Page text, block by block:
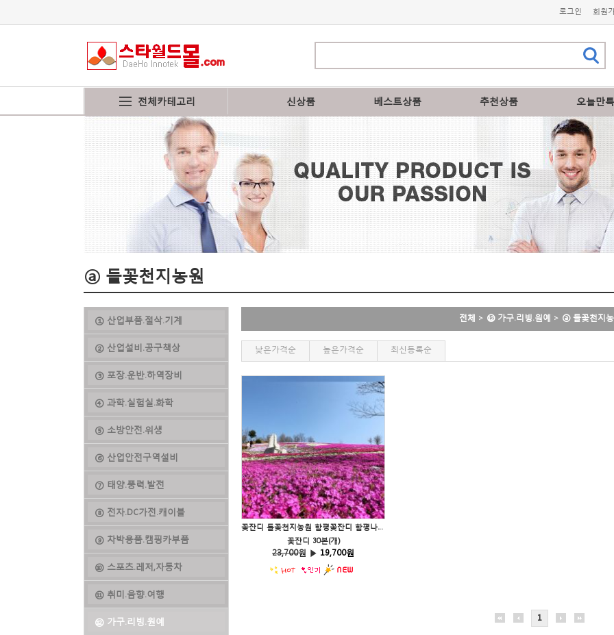
로그인 회원
전체카테고리 신상품 베스트상품 추천상품 오늘만
ⓐ 들꽃천지농원
① 산업부품.절삭.기계
② 산업설비.공구책상
③ 포장.운반.하역장비
④ 과학.실험실.화학
⑤ 소방안전.위생
⑥ 산업안전구역설비
⑦ 태양.풍력.발전
⑧ 전자.DC가전.캐이블
⑨ 차박용품.캠핑카부품
⑩ 스포츠.레저,자동차
⑪ 취미.음향.여행
⑫ 가구.리빙.원예
전체 > ⑫ 가구.리빙.원예 > ⓐ 들꽃천지
낮은가격순 높은가격순 최신등록순
꽃잔디 들꽃천지농원 함평꽃잔디 함평나비대축제
꽃잔디 30본(개)
23,700원 ▶ 19,700원
1